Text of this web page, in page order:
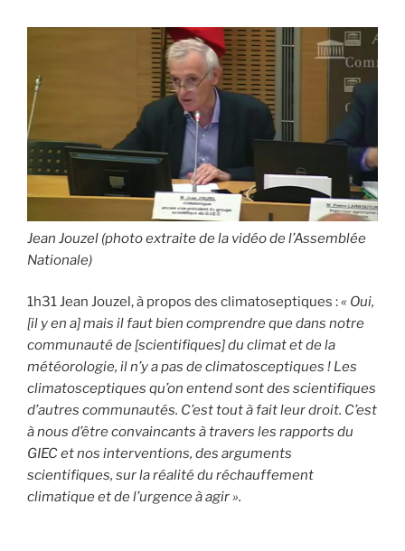
Jean Jouzel (photo extraite de la vidéo de l’Assemblée
Nationale)
1h31 Jean Jouzel, à propos des climatoseptiques :« Oui,
[il y en a] mais il faut bien comprendre que dans notre
communauté de [scientifiques] du climat et de la
météorologie, il n’y a pas de climatosceptiques ! Les
climatosceptiques qu’on entend sont des scientifiques
d’autres communautés. C’est tout à fait leur droit. C’est
à nous d’être convaincants à travers les rapports du
GIEC et nos interventions, des arguments
scientifiques, sur la réalité du réchauffement
climatique et de l’urgence à agir ».